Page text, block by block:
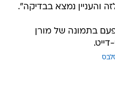
והעניין נמצא בבדיקה".
בתמונה של מורן